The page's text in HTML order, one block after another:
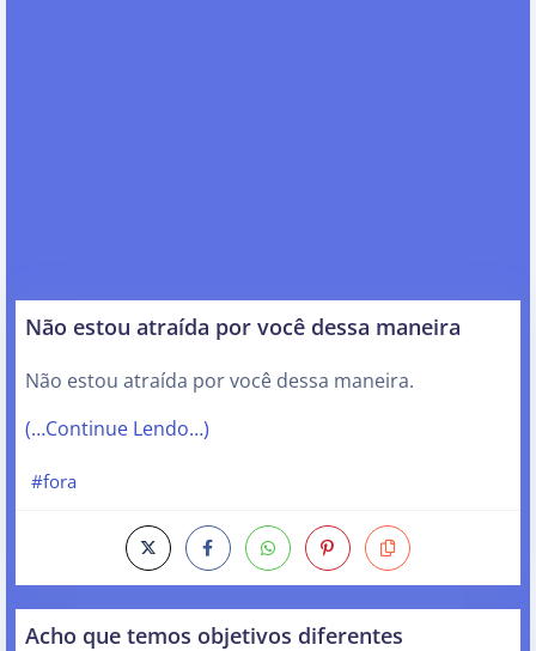
Não estou atraída por você dessa maneira
Não estou atraída por você dessa maneira.
(…Continue Lendo…)
#fora
Acho que temos objetivos diferentes